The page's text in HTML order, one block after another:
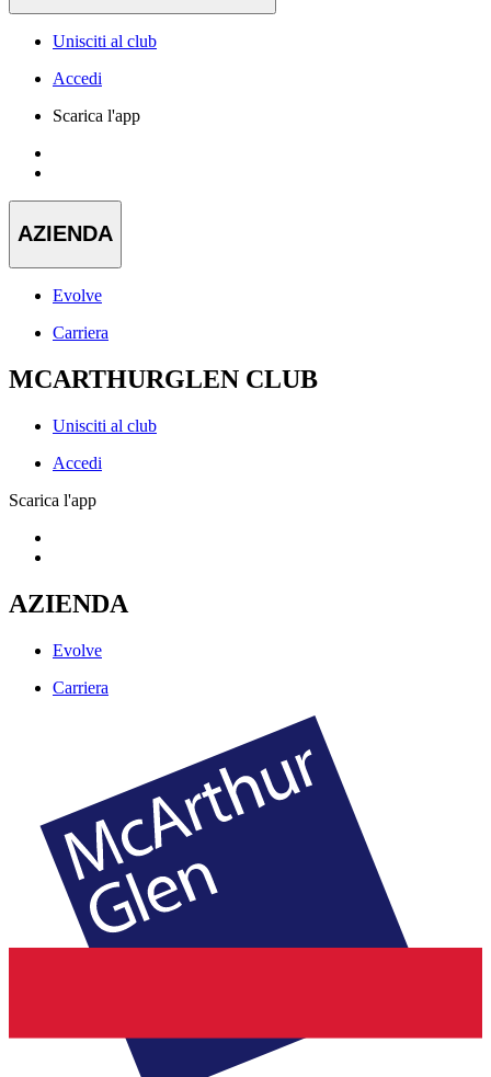
Unisciti al club
Accedi
Scarica l'app
AZIENDA
Evolve
Carriera
MCARTHURGLEN CLUB
Unisciti al club
Accedi
Scarica l'app
AZIENDA
Evolve
Carriera